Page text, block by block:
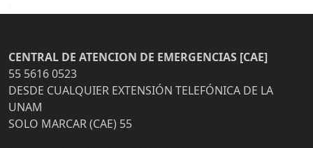
CENTRAL DE ATENCION DE EMERGENCIAS [CAE]
55 5616 0523
DESDE CUALQUIER EXTENSIÓN TELEFÓNICA DE LA
UNAM
SOLO MARCAR (CAE) 55